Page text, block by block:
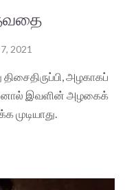
2021
அழகாகப்
இவளின் அழகைக்
முடியாது.